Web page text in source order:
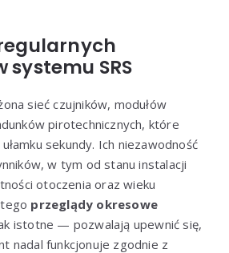
systemu SRS
sieć czujników, modułów
pirotechnicznych, które
sekundy. Ich niezawodność
w tym od stanu instalacji
otoczenia oraz wieku
przeglądy okresowe
istotne — pozwalają upewnić się,
nadal funkcjonuje zgodnie z